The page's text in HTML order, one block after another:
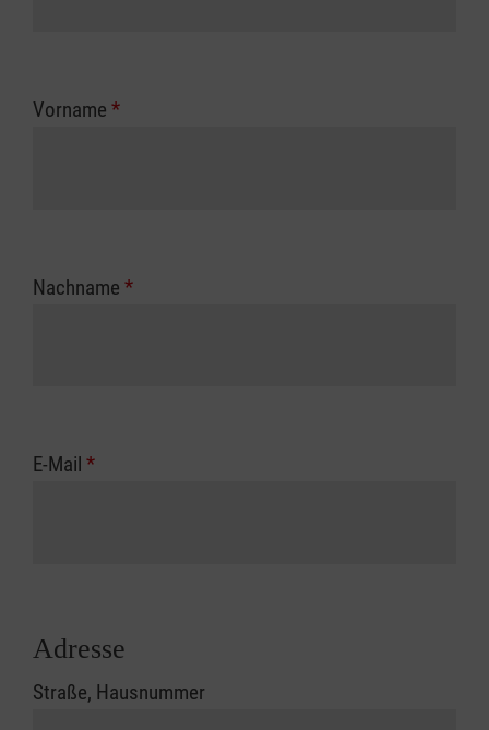
Vorname *
Nachname *
E-Mail *
Adresse
Straße, Hausnummer